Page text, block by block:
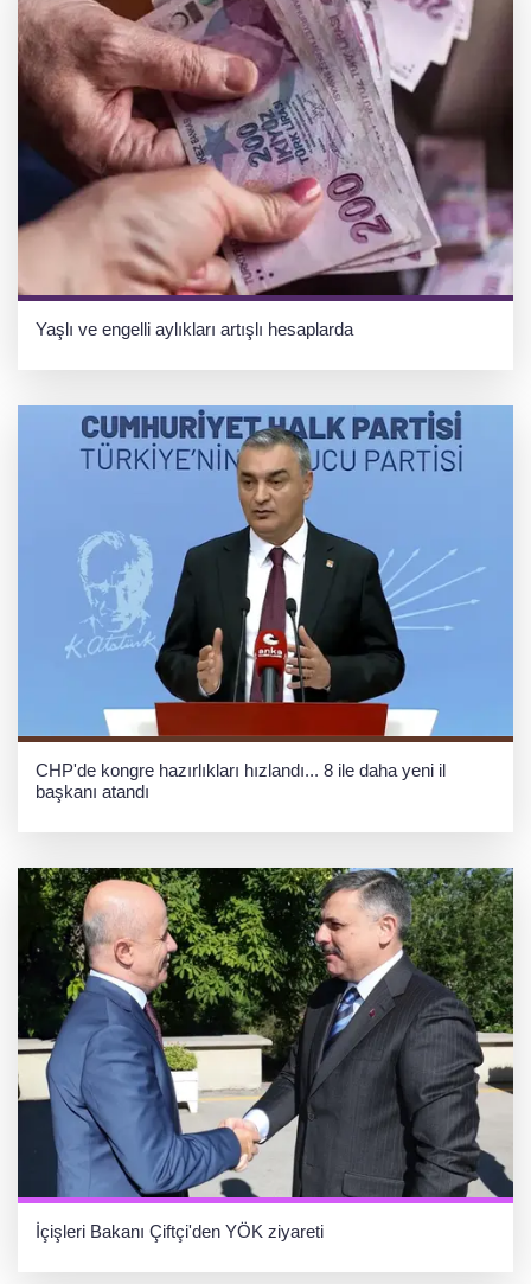
Yaşlı ve engelli aylıkları artışlı hesaplarda
CHP'de kongre hazırlıkları hızlandı... 8 ile daha yeni il
başkanı atandı
İçişleri Bakanı Çiftçi'den YÖK ziyareti